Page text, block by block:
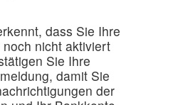
dass Sie Ihre
nicht aktiviert
Sie Ihre
damit Sie
der